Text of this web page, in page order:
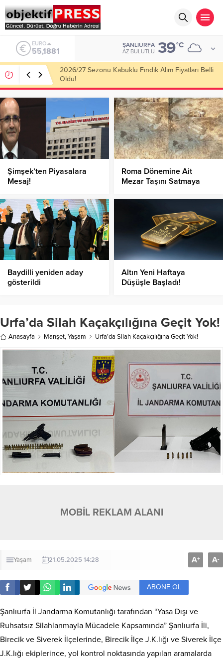
ALTIN
6.660,55
ŞANLIURFA
AZ BULUTLU 39°C
Haliliye Belediyesi Her Gün 4 Bin 898 Kişiye Sıcak
Yemek Ulaştırıyor!
Şimşek’ten Piyasalara
Mesaj!
Roma Dönemine Ait
Mezar Taşını Satmaya
Baydilli yeniden aday
gösterildi
Altın Yeni Haftaya
Düşüşle Başladı!
Urfa’da Silah Kaçakçılığına Geçit Yok!
Anasayfa Manşet,Yaşam Urfa’da Silah Kaçakçılığına Geçit Yok!
MOBİL REKLAM ALANI
Yaşam 21.05.2025 14:28 A+ A-
ABONE OL
Şanlıurfa İl Jandarma Komutanlığı tarafından “Yasa Dışı ve
Ruhsatsız Silahlanmayla Mücadele Kapsamında” Şanlıurfa İli,
Birecik ve Siverek İlçelerinde, Birecik İlçe J.K.lığı ve Siverek İlçe
J.K.lığı ekiplerince, yol kontrol noktasında yapılan aramalarda